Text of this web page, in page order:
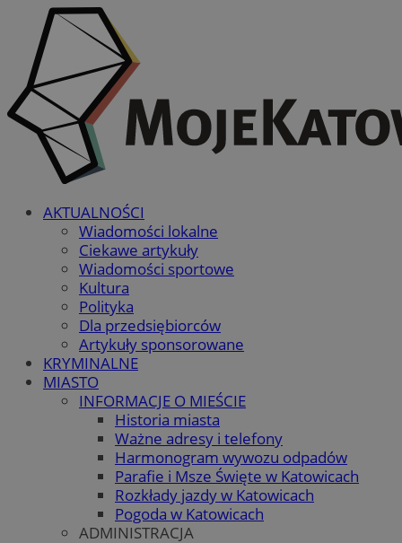
AKTUALNOŚCI
Wiadomości lokalne
Ciekawe artykuły
Wiadomości sportowe
Kultura
Polityka
Dla przedsiębiorców
Artykuły sponsorowane
KRYMINALNE
MIASTO
INFORMACJE O MIEŚCIE
Historia miasta
Ważne adresy i telefony
Harmonogram wywozu odpadów
Parafie i Msze Święte w Katowicach
Rozkłady jazdy w Katowicach
Pogoda w Katowicach
ADMINISTRACJA